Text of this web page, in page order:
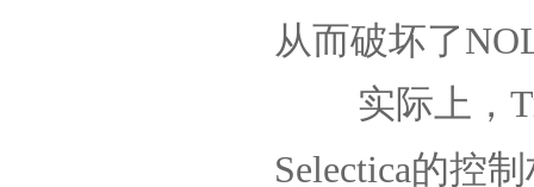
从而破坏了
实际上，
Selectica的控